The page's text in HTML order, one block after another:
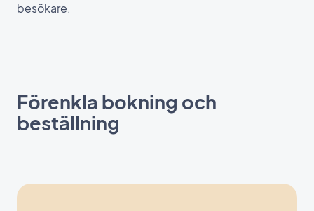
besökare.
Förenkla bokning och
beställning